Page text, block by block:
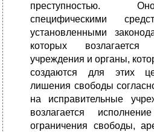
преступностью.
специфическими
установленными
которых возлагается
учреждения и органы,
создаются для этих
лишения свободы
на исправительные
возлагается
ограничения свободы,